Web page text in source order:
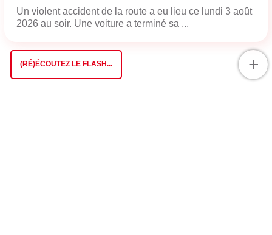
Un violent accident de la route a eu lieu ce lundi 3 août
2026 au soir. Une voiture a terminé sa ...
(RÉ)ÉCOUTEZ LE FLASH... +